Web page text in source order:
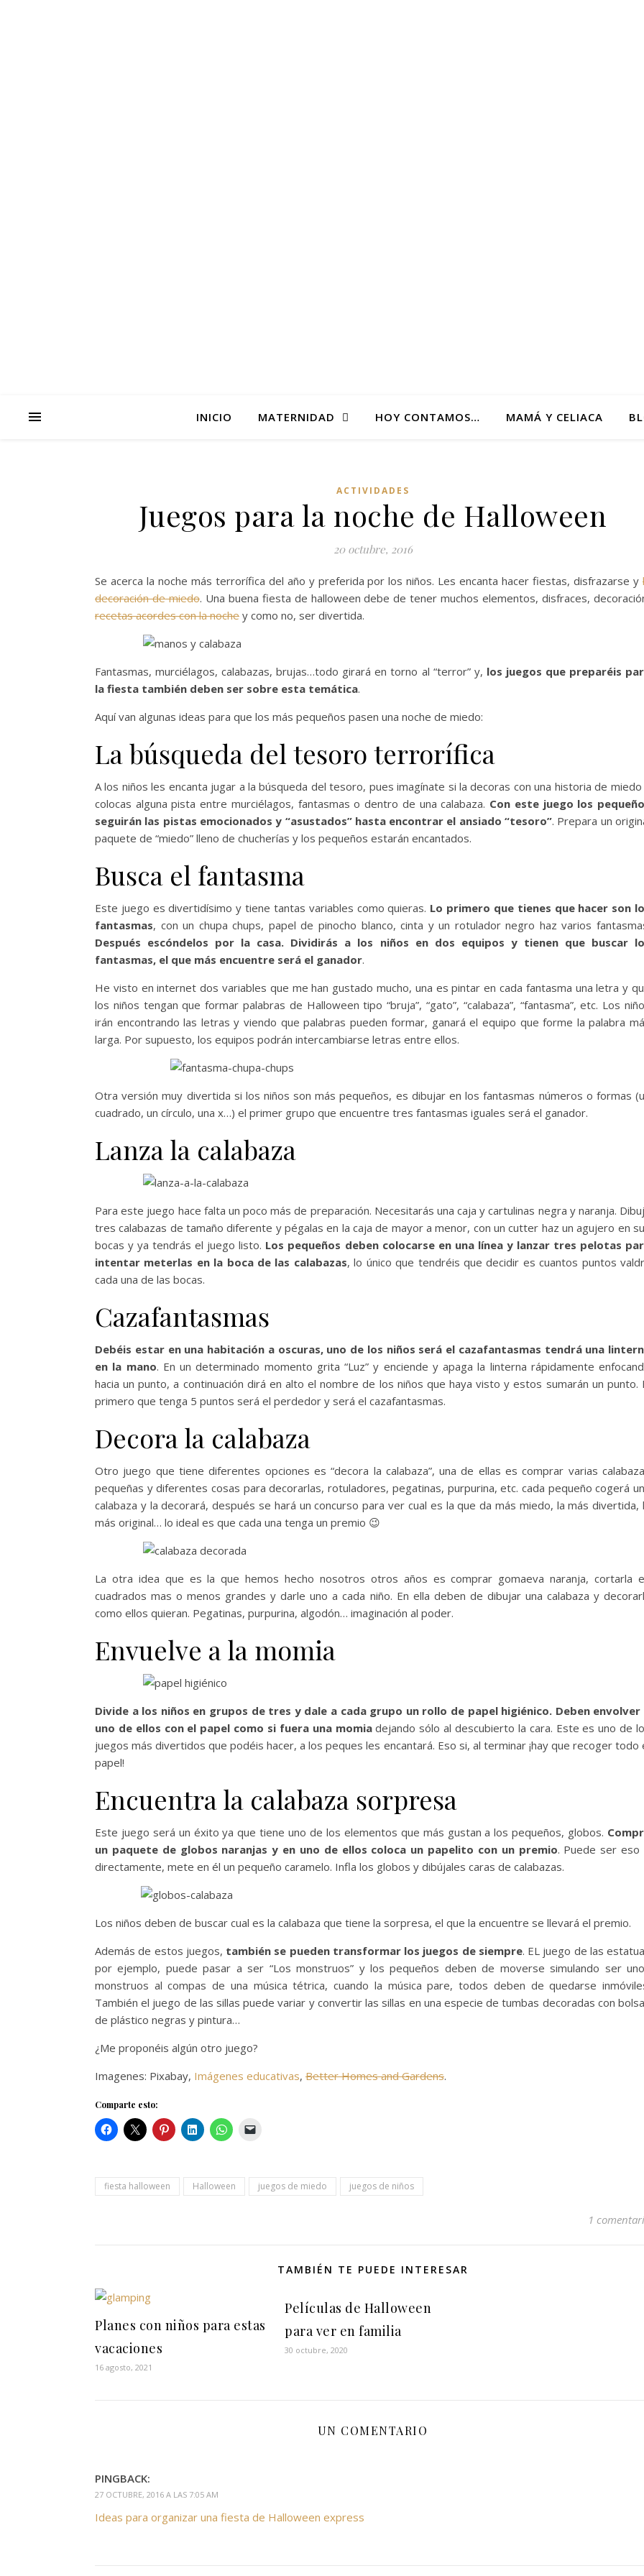
INICIO MATERNIDAD HOY CONTAMOS… MAMÁ Y CELIACA
ACTIVIDADES
Juegos para la noche de Halloween
20 octubre, 2016
Se acerca la noche más terrorífica del año y preferida por los niños. Les encanta hacer fiestas, disfrazarse y
decoración de miedo. Una buena fiesta de halloween debe de tener muchos elementos, disfraces,
recetas acordes con la noche y como no, ser divertida.
Fantasmas, murciélagos, calabazas, brujas…todo girará en torno al “terror” y, los juegos que preparéis
la fiesta también deben ser sobre esta temática.
Aquí van algunas ideas para que los más pequeños pasen una noche de miedo:
La búsqueda del tesoro terrorífica
A los niños les encanta jugar a la búsqueda del tesoro, pues imagínate si la decoras con una historia de
colocas alguna pista entre murciélagos, fantasmas o dentro de una calabaza. Con este juego los
seguirán las pistas emocionados y “asustados” hasta encontrar el ansiado “tesoro”. Prepara un
paquete de “miedo” lleno de chucherías y los pequeños estarán encantados.
Busca el fantasma
Este juego es divertidísimo y tiene tantas variables como quieras. Lo primero que tienes que hacer son
fantasmas, con un chupa chups, papel de pinocho blanco, cinta y un rotulador negro haz varios
Después escóndelos por la casa. Dividirás a los niños en dos equipos y tienen que buscar
fantasmas, el que más encuentre será el ganador.
He visto en internet dos variables que me han gustado mucho, una es pintar en cada fantasma una letra y
los niños tengan que formar palabras de Halloween tipo “bruja”, “gato”, “calabaza”, “fantasma”, etc. Los
irán encontrando las letras y viendo que palabras pueden formar, ganará el equipo que forme la palabra
larga. Por supuesto, los equipos podrán intercambiarse letras entre ellos.
Otra versión muy divertida si los niños son más pequeños, es dibujar en los fantasmas números o formas
cuadrado, un círculo, una x…) el primer grupo que encuentre tres fantasmas iguales será el ganador.
Lanza la calabaza
Para este juego hace falta un poco más de preparación. Necesitarás una caja y cartulinas negra y naranja.
tres calabazas de tamaño diferente y pégalas en la caja de mayor a menor, con un cutter haz un agujero en
bocas y ya tendrás el juego listo. Los pequeños deben colocarse en una línea y lanzar tres pelotas
intentar meterlas en la boca de las calabazas, lo único que tendréis que decidir es cuantos puntos
cada una de las bocas.
Cazafantasmas
Debéis estar en una habitación a oscuras, uno de los niños será el cazafantasmas tendrá una
en la mano. En un determinado momento grita “Luz” y enciende y apaga la linterna rápidamente
hacia un punto, a continuación dirá en alto el nombre de los niños que haya visto y estos sumarán un punto.
primero que tenga 5 puntos será el perdedor y será el cazafantasmas.
Decora la calabaza
Otro juego que tiene diferentes opciones es “decora la calabaza”, una de ellas es comprar varias
pequeñas y diferentes cosas para decorarlas, rotuladores, pegatinas, purpurina, etc. cada pequeño cogerá
calabaza y la decorará, después se hará un concurso para ver cual es la que da más miedo, la más divertida,
más original… lo ideal es que cada una tenga un premio 😉
La otra idea que es la que hemos hecho nosotros otros años es comprar gomaeva naranja, cortarla
cuadrados mas o menos grandes y darle uno a cada niño. En ella deben de dibujar una calabaza y
como ellos quieran. Pegatinas, purpurina, algodón… imaginación al poder.
Envuelve a la momia
Divide a los niños en grupos de tres y dale a cada grupo un rollo de papel higiénico. Deben envolver
uno de ellos con el papel como si fuera una momiadejando sólo al descubierto la cara. Este es uno de
juegos más divertidos que podéis hacer, a los peques les encantará. Eso si, al terminar ¡hay que recoger todo
papel!
Encuentra la calabaza sorpresa
Este juego será un éxito ya que tiene uno de los elementos que más gustan a los pequeños, globos.
un paquete de globos naranjas y en uno de ellos coloca un papelito con un premio. Puede ser eso
directamente, mete en él un pequeño caramelo. Infla los globos y dibújales caras de calabazas.
Los niños deben de buscar cual es la calabaza que tiene la sorpresa, el que la encuentre se llevará el premio.
Además de estos juegos, también se pueden transformar los juegos de siempre. EL juego de las
por ejemplo, puede pasar a ser “Los monstruos” y los pequeños deben de moverse simulando ser
monstruos al compas de una música tétrica, cuando la música pare, todos deben de quedarse
También el juego de las sillas puede variar y convertir las sillas en una especie de tumbas decoradas con
de plástico negras y pintura…
¿Me proponéis algún otro juego?
Imagenes: Pixabay, Imágenes educativas, Better Homes and Gardens.
Comparte esto:
fiesta halloween Halloween juegos de miedo juegos de niños
1
TAMBIÉN TE PUEDE INTERESAR
Planes con niños para estas
vacaciones
16 agosto, 2021
Películas de Halloween
para ver en familia
30 octubre, 2020
UN COMENTARIO
PINGBACK:
27 OCTUBRE, 2016 A LAS 7:05 AM
Ideas para organizar una fiesta de Halloween express